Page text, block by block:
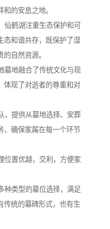
的安息之地。
仙鹤湖注重生态保护和可
态和谐共存，既保护了湿
自然资源。
墓地融合了传统文化与现
体现了对逝者的尊重和对
，提供从墓地选择、安葬
，确保家属在每一个环节
位置优越，交利，方便家
种类型的墓位选择，满足
传统的墓碑形式，也有生